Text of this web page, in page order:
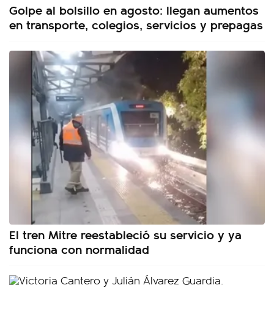
Golpe al bolsillo en agosto: llegan aumentos
en transporte, colegios, servicios y prepagas
El tren Mitre reestableció su servicio y ya
funciona con normalidad